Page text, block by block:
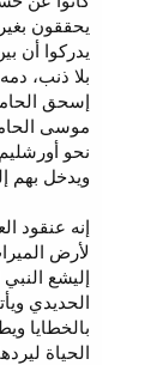
يحققون
يدركوا أن
بلا ذنب،
إسحق
موسى
نحو
ويدخل بهم
إنه عنقود
لأرض
إليشع
الحديدي
بالخطايا
الحياة